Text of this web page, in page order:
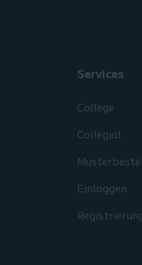
Services
College
Collegial
Einloggen